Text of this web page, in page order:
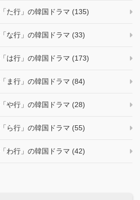
た行」の韓国ドラマ (135)
な行」の韓国ドラマ (33)
は行」の韓国ドラマ (173)
ま行」の韓国ドラマ (84)
や行」の韓国ドラマ (28)
ら行」の韓国ドラマ (55)
わ行」の韓国ドラマ (42)